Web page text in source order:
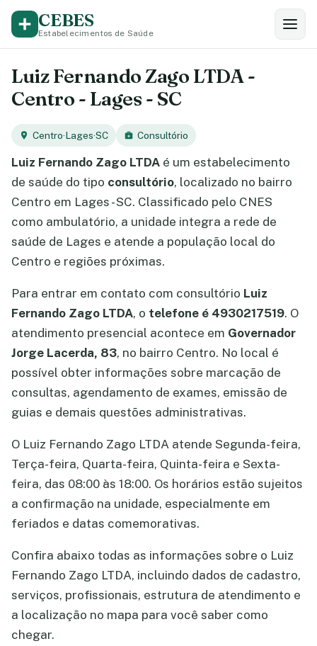
CEBES
Estabelecimentos de Saúde
Luiz Fernando Zago LTDA -
Centro - Lages - SC
Centro·Lages·SC Consultório
Luiz Fernando Zago LTDA é um estabelecimento
de saúde do tipo consultório, localizado no bairro
Centro em Lages - SC. Classificado pelo CNES
como ambulatório, a unidade integra a rede de
saúde de Lages e atende a população local do
Centro e regiões próximas.
Para entrar em contato com consultório Luiz
Fernando Zago LTDA, o telefone é 4930217519. O
atendimento presencial acontece em Governador
Jorge Lacerda, 83, no bairro Centro. No local é
possível obter informações sobre marcação de
consultas, agendamento de exames, emissão de
guias e demais questões administrativas.
O Luiz Fernando Zago LTDA atende Segunda-feira,
Terça-feira, Quarta-feira, Quinta-feira e Sexta-
feira, das 08:00 às 18:00. Os horários estão sujeitos
a confirmação na unidade, especialmente em
feriados e datas comemorativas.
Confira abaixo todas as informações sobre o Luiz
Fernando Zago LTDA, incluindo dados de cadastro,
serviços, profissionais, estrutura de atendimento e
a localização no mapa para você saber como
chegar.